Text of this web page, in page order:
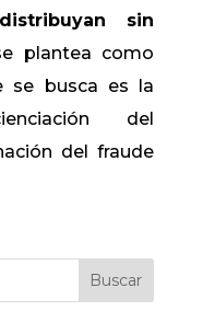
sin
plantea como
se busca es la
del
del fraude
Buscar